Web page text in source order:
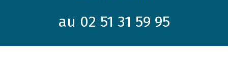
au 02 51 31 59 95